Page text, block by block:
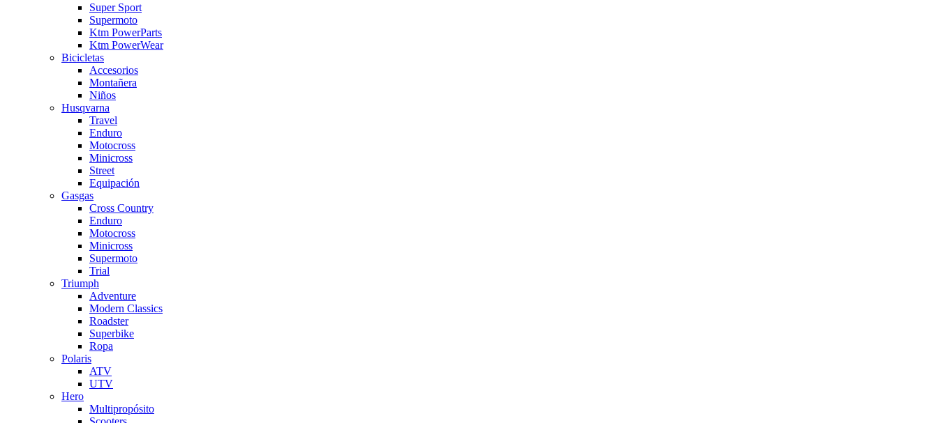
Super Sport
Supermoto
Ktm PowerParts
Ktm PowerWear
Bicicletas
Accesorios
Montañera
Niños
Husqvarna
Travel
Enduro
Motocross
Minicross
Street
Equipación
Gasgas
Cross Country
Enduro
Motocross
Minicross
Supermoto
Trial
Triumph
Adventure
Modern Classics
Roadster
Superbike
Ropa
Polaris
ATV
UTV
Hero
Multipropósito